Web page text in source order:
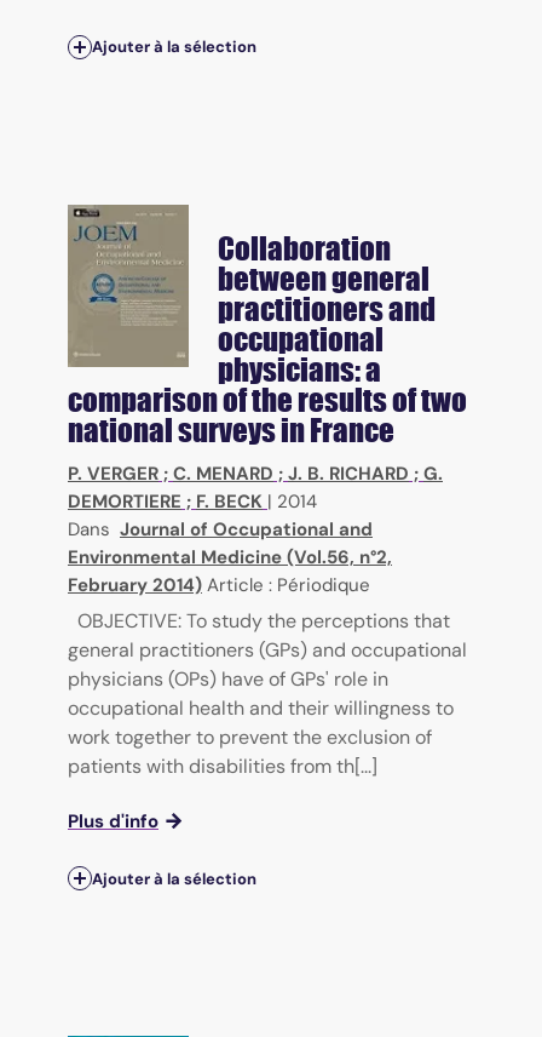
Ajouter à la sélection
Collaboration
between general
practitioners and
occupational
physicians: a
comparison of the results of two
national surveys in France
P. VERGER ; C. MENARD ; J. B. RICHARD ; G.
DEMORTIERE ; F. BECK | 2014
Dans Journal of Occupational and
Environmental Medicine (Vol.56, n°2,
February 2014) Article : Périodique
OBJECTIVE: To study the perceptions that
general practitioners (GPs) and occupational
physicians (OPs) have of GPs' role in
occupational health and their willingness to
work together to prevent the exclusion of
patients with disabilities from th[...]
Plus d'info
Ajouter à la sélection